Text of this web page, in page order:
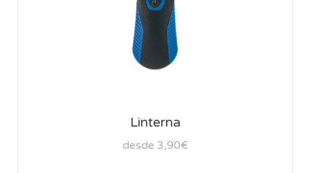
Linterna
desde 3,90€